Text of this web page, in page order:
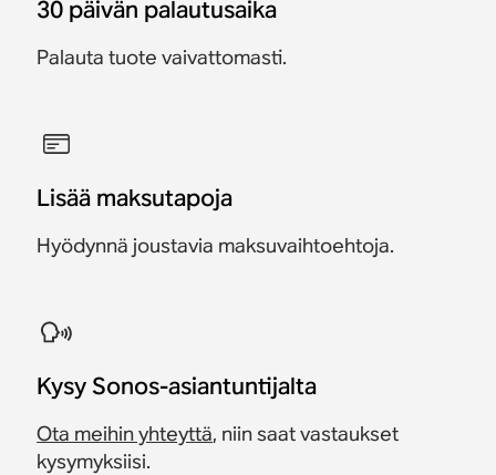
30 päivän palautusaika
Palauta tuote vaivattomasti.
Lisää maksutapoja
Hyödynnä joustavia maksuvaihtoehtoja.
Kysy Sonos-asiantuntijalta
Ota meihin yhteyttä, niin saat vastaukset
kysymyksiisi.